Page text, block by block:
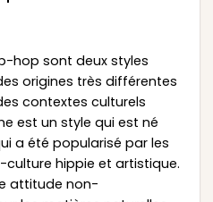
hop sont deux styles
origines très différentes
contextes culturels
est un style qui est né
a été popularisé par les
hippie et artistique.
attitude non-